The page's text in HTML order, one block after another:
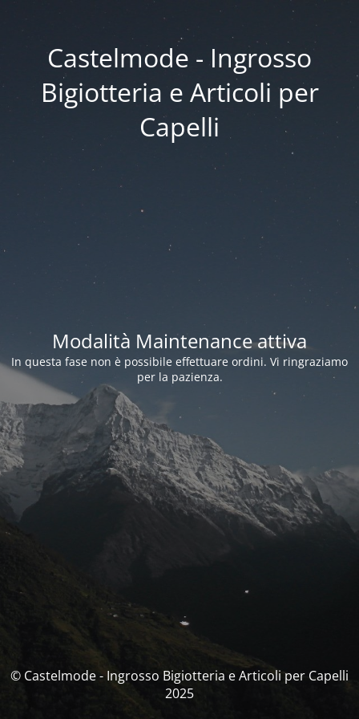
Castelmode - Ingrosso
Bigiotteria e Articoli per
Capelli
Modalità Maintenance attiva
In questa fase non è possibile effettuare ordini. Vi ringraziamo
per la pazienza.
© Castelmode - Ingrosso Bigiotteria e Articoli per Capelli
2025